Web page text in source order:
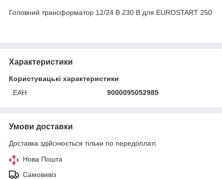
Головний трансформатор 12/24 В 230 В для EUROSTART 250
Характеристики
Користувацькі характеристики
ЕАН
9000095052985
Умови доставки
Доставка здійснюється тільки по передоплаті.
Нова Пошта
Самовивіз